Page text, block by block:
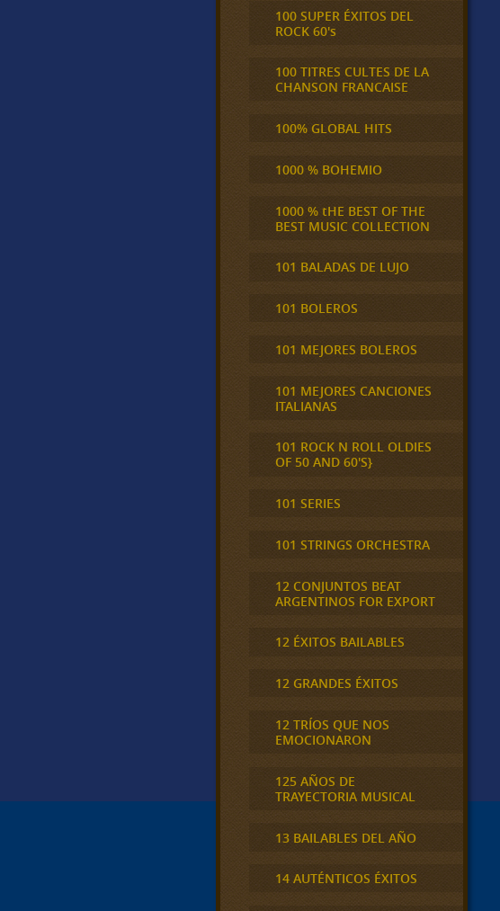
100 SUPER ÉXITOS DEL
ROCK 60's
100 TITRES CULTES DE LA
CHANSON FRANCAISE
100% GLOBAL HITS
1000 % BOHEMIO
1000 % tHE BEST OF THE
BEST MUSIC COLLECTION
101 BALADAS DE LUJO
101 BOLEROS
101 MEJORES BOLEROS
101 MEJORES CANCIONES
ITALIANAS
101 ROCK N ROLL OLDIES
OF 50 AND 60'S}
101 SERIES
101 STRINGS ORCHESTRA
12 CONJUNTOS BEAT
ARGENTINOS FOR EXPORT
12 ÉXITOS BAILABLES
12 GRANDES ÉXITOS
12 TRÍOS QUE NOS
EMOCIONARON
125 AÑOS DE
TRAYECTORIA MUSICAL
13 BAILABLES DEL AÑO
14 AUTÉNTICOS ÉXITOS